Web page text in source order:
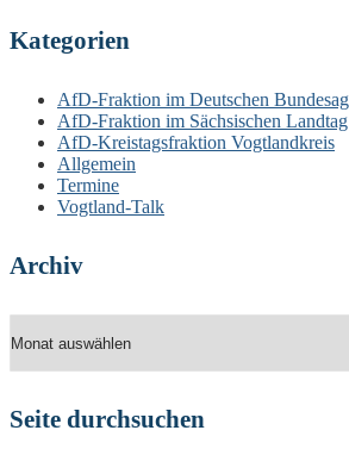
Kategorien
AfD-Fraktion im Deutschen Bundesag
AfD-Fraktion im Sächsischen Landtag
AfD-Kreistagsfraktion Vogtlandkreis
Allgemein
Termine
Vogtland-Talk
Archiv
Seite durchsuchen